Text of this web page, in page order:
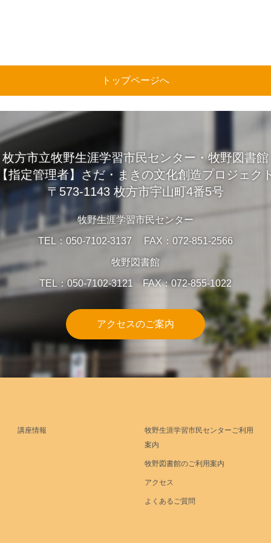
トップページへ
枚方市立牧野生涯学習市民センター・牧野図書館
【指定管理者】さだ・まきの文化創造プロジェク
〒573-1143 枚方市宇山町4番5号
牧野生涯学習市民センター
TEL：050-7102-3137 FAX：072-851-2566
牧野図書館
TEL：050-7102-3121 FAX：072-855-1022
アクセスのご案内
講座情報
牧野生涯学習市民センターご利用
案内
牧野図書館のご利用案内
アクセス
よくあるご質問